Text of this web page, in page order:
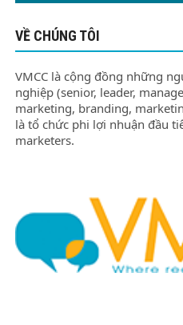
VỀ CHÚNG TÔI
VMCC là cộng đồng những
nghiệp (senior, leader,
marketing, branding,
là tổ chức phi lợi nhuận đầu
marketers.